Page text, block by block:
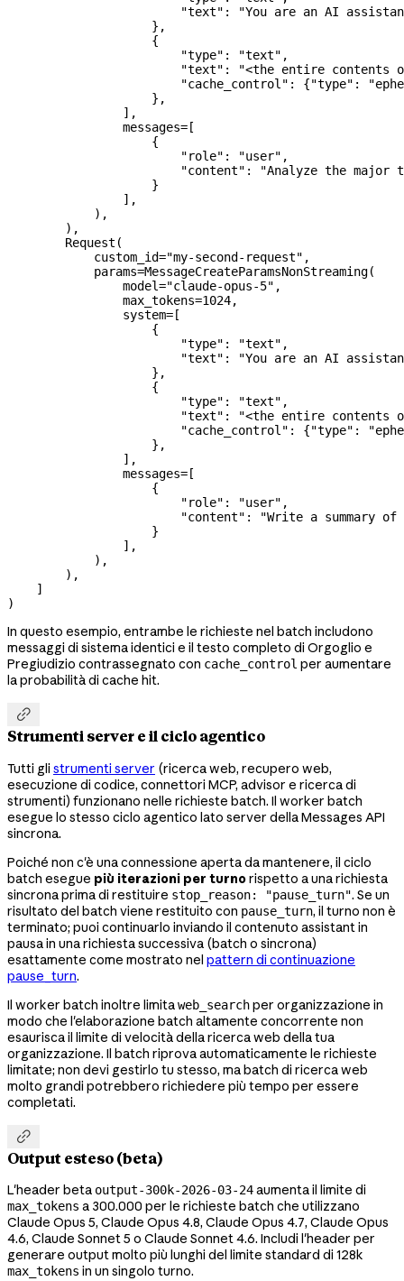
                        "text"
:
"You are an AI
                    },
                    {
                        "type"
: "text" ,
                        "text"
:
"<the entire contents
                        "cache_control"
: {"type" :
                    },
                ],
                messages
= [
                    {
                        "role"
: "user" ,
                        "content"
:
"Analyze the major
                    }
                ],
            ),
        ),
        Request(
            custom_id
="my-second-request" ,
            params
=MessageCreateParamsNonStreaming(
                model
="claude-opus-5" ,
                max_tokens
=1024,
                system
= [
                    {
                        "type"
: "text" ,
                        "text"
:
"You are an AI
                    },
                    {
                        "type"
: "text" ,
                        "text"
:
"<the entire contents
                        "cache_control"
: {"type" :
                    },
                ],
                messages
= [
                    {
                        "role"
: "user" ,
                        "content"
:
"Write a summary
                    }
                ],
            ),
        ),
    ]
)
In questo esempio, entrambe le richieste nel batch includono
messaggi di sistema identici e il testo completo di Orgoglio e
Pregiudizio contrassegnato con cache_control per aumentare
la probabilità di cache hit.

Strumenti server e il ciclo agentico
Tutti gli strumenti server (ricerca web, recupero web,
esecuzione di codice, connettori MCP, advisor e ricerca di
strumenti) funzionano nelle richieste batch. Il worker batch
esegue lo stesso ciclo agentico lato server della Messages API
sincrona.
Poiché non c'è una connessione aperta da mantenere, il ciclo
batch esegue più iterazioni per turnorispetto a una richiesta
sincrona prima di restituire stop_reason: "pause_turn". Se un
risultato del batch viene restituito con pause_turn, il turno non è
terminato; puoi continuarlo inviando il contenuto assistant in
pausa in una richiesta successiva (batch o sincrona)
esattamente come mostrato nel pattern di continuazione
pause_turn.
Il worker batch inoltre limitaweb_searchper organizzazione in
modo che l'elaborazione batch altamente concorrente non
esaurisca il limite di velocità della ricerca web della tua
organizzazione. Il batch riprova automaticamente le richieste
limitate; non devi gestirlo tu stesso, ma batch di ricerca web
molto grandi potrebbero richiedere più tempo per essere
completati.

Output esteso (beta)
L'header beta output-300k-2026-03-24aumenta il limite di
max_tokens a 300.000 per le richieste batch che utilizzano
Claude Opus 5, Claude Opus 4.8, Claude Opus 4.7, Claude Opus
4.6, Claude Sonnet 5 o Claude Sonnet 4.6. Includi l'header per
generare output molto più lunghi del limite standard di 128k
max_tokens in un singolo turno.